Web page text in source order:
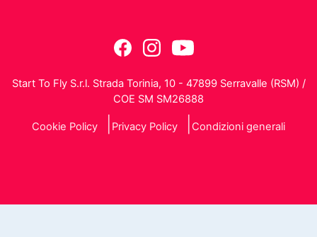
Start To Fly S.r.l. Strada Torinia, 10 - 47899 Serravalle (RSM) /
COE SM SM26888
Cookie Policy Privacy Policy Condizioni generali